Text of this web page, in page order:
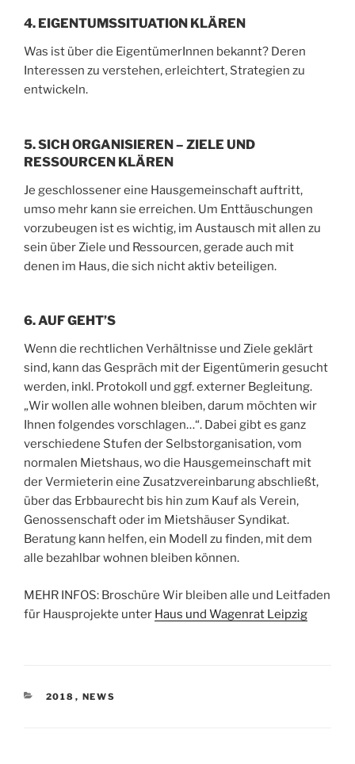
4. EIGENTUMSSITUATION KLÄREN
Was ist über die EigentümerInnen bekannt? Deren
Interessen zu verstehen, erleichtert, Strategien zu
entwickeln.
5. SICH ORGANISIEREN – ZIELE UND
RESSOURCEN KLÄREN
Je geschlossener eine Hausgemeinschaft auftritt,
umso mehr kann sie erreichen. Um Enttäuschungen
vorzubeugen ist es wichtig, im Austausch mit allen zu
sein über Ziele und Ressourcen, gerade auch mit
denen im Haus, die sich nicht aktiv beteiligen.
6. AUF GEHT’S
Wenn die rechtlichen Verhältnisse und Ziele geklärt
sind, kann das Gespräch mit der Eigentümerin gesucht
werden, inkl. Protokoll und ggf. externer Begleitung.
„Wir wollen alle wohnen bleiben, darum möchten wir
Ihnen folgendes vorschlagen…“. Dabei gibt es ganz
verschiedene Stufen der Selbstorganisation, vom
normalen Mietshaus, wo die Hausgemeinschaft mit
der Vermieterin eine Zusatzvereinbarung abschließt,
über das Erbbaurecht bis hin zum Kauf als Verein,
Genossenschaft oder im Mietshäuser Syndikat.
Beratung kann helfen, ein Modell zu finden, mit dem
alle bezahlbar wohnen bleiben können.
MEHR INFOS: Broschüre Wir bleiben alle und Leitfaden
für Hausprojekte unter Haus und Wagenrat Leipzig
KATEGORIEN
2018 , NEWS